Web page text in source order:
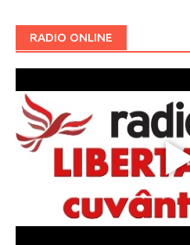
RADIO ONLINE